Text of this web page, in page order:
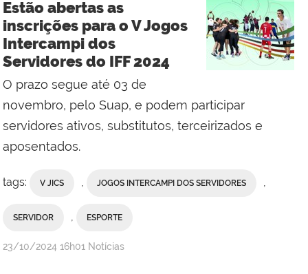
Bom
Jesus
do
Itabapoana
Estão abertas as
inscrições para o V Jogos
Intercampi dos
Servidores do IFF 2024
O prazo segue até 03 de
novembro, pelo Suap, e podem participar
servidores ativos, substitutos, terceirizados e
aposentados.
tags: V JICS , JOGOS INTERCAMPI DOS SERVIDORES ,
SERVIDOR , ESPORTE
por
publicado
23/10/2024 16h01 Notícias